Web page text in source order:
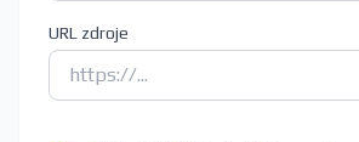
URL zdroje